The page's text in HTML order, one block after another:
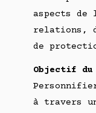
aspects
relations,
de
Objectif
à travers